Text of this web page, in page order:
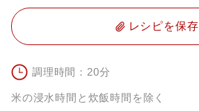
レシピを保存
調理時間：20分
米の浸水時間と炊飯時間を除く